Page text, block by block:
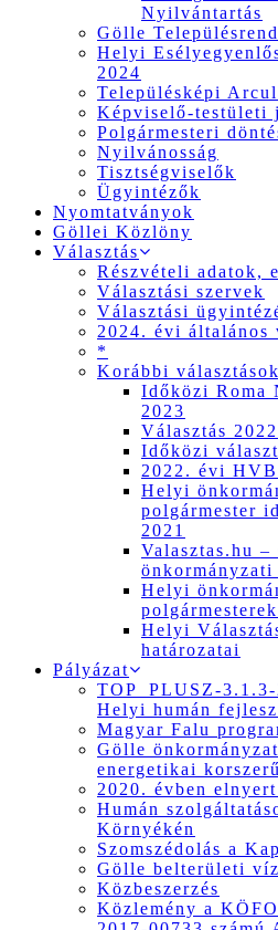
Nyilvántartás
Gölle
Helyi
2024
Településképi
Képviselő-testületi
Polgármesteri
Nyilvánosság
Tisztségviselők
Ügyintézők
Nyomtatványok
Göllei Közlöny
Választás
Részvételi adatok,
Választási szervek
Választási
2024. évi általános
*
Korábbi választások
Időközi Roma
2023
Választás 2022
Időközi
2022. évi
Helyi
polgármester
2021
Valasztas.hu
Helyi
Helyi
határozatai
Pályázat
TOP_PLUSZ-
Helyi humán
Magyar Falu
Gölle
energetikai
2020. évben
Humán
Környékén
Szomszédolás a
Gölle belterületi
Közbeszerzés
Közlemény a